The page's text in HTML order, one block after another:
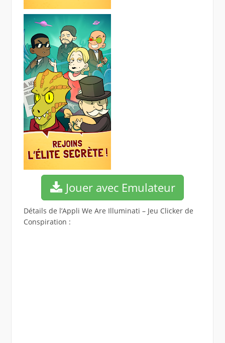
Jouer avec Emulateur
Détails de l’Appli We Are Illuminati – Jeu Clicker de
Conspiration :